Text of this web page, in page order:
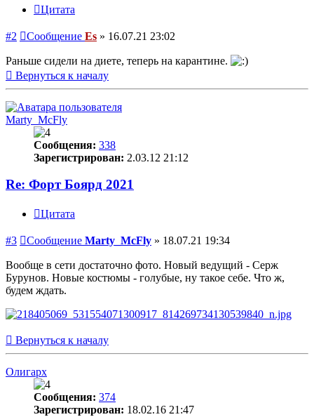
Цитата
#2 Сообщение Es » 16.07.21 23:02
Раньше сидели на диете, теперь на карантине.
Вернуться к началу
Marty_McFly
Сообщения: 338
Зарегистрирован: 2.03.12 21:12
Re: Форт Боярд 2021
Цитата
#3 Сообщение Marty_McFly » 18.07.21 19:34
Вообще в сети достаточно фото. Новый ведущий - Серж
Бурунов. Новые костюмы - голубые, ну такое себе. Что ж,
будем ждать.
Вернуться к началу
Олигарх
Сообщения: 374
Зарегистрирован: 18.02.16 21:47